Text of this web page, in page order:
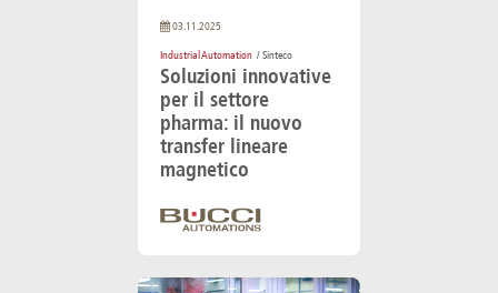
03.11.2025
Industrial Automation / Sinteco
Soluzioni innovative
per il settore
pharma: il nuovo
transfer lineare
magnetico